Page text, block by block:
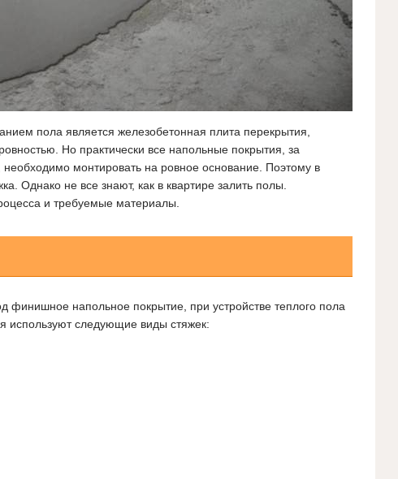
пола является железобетонная плита перекрытия,
Но практически все напольные покрытия, за
монтировать на ровное основание. Поэтому в
Однако не все знают, как в квартире залить полы.
и требуемые материалы.
финишное напольное покрытие, при устройстве теплого пола
используют следующие виды стяжек: